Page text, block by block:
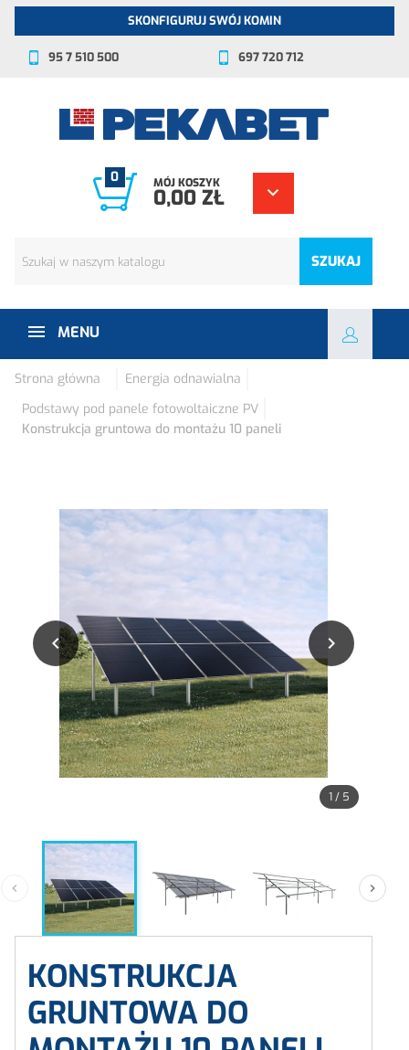
SKONFIGURUJ SWÓJ KOMIN
95 7 510 500 697 720 712
SZUKAJ
0 MÓJ KOSZYK
0,00 ZŁ
MENU
Strona główna
Energia odnawialna
Podstawy pod panele fotowoltaiczne PV
Konstrukcja gruntowa do montażu 10 paneli
 
1/ 5
 
KONSTRUKCJA
GRUNTOWA DO